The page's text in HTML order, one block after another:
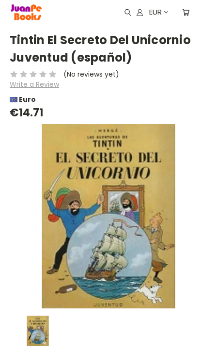
EUR
Tintin El Secreto Del Unicornio
Juventud (español)
(No reviews yet)
Write a Review
Euro
€14.71